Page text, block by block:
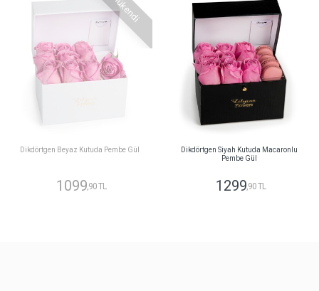
Tükendi
Dikdörtgen Beyaz Kutuda Pembe Gül
1099,90 TL
Dikdörtgen Siyah Kutuda Macaronlu
Pembe Gül
1299,90 TL